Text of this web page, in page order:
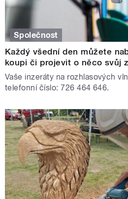
Společnost
Každý všední den můžete
koupi či projevit o něco svůj
Vaše inzeráty na rozhlasových
telefonní číslo: 726 464 646.